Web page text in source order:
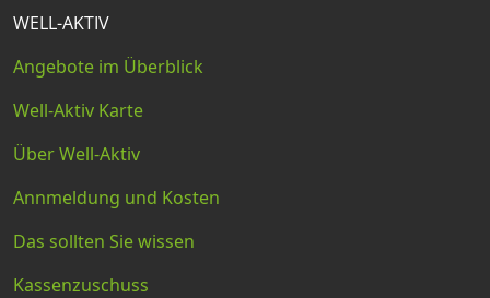
WELL-AKTIV
Angebote im Überblick
Well-Aktiv Karte
Über Well-Aktiv
Annmeldung und Kosten
Das sollten Sie wissen
Kassenzuschuss